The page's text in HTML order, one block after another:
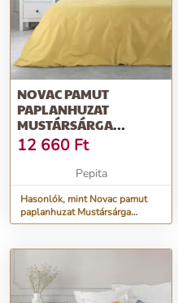
NOVAC PAMUT
PAPLANHUZAT
MUSTÁRSÁRGA
180X200 CM
12 660 Ft
Pepita
Hasonlók, mint Novac pamut
paplanhuzat Mustársárga
180x200 cm